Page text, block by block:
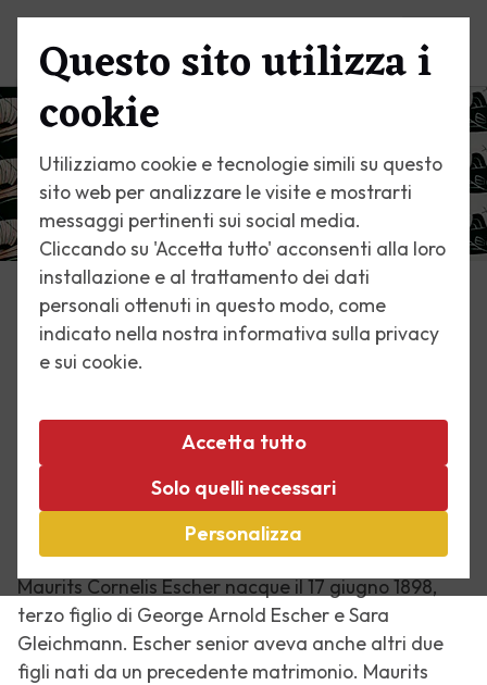
Questo sito utilizza i
cookie
Utilizziamo cookie e tecnologie simili su questo
sito web per analizzare le visite e mostrarti
messaggi pertinenti sui social media.
Cliccando su 'Accetta tutto' acconsenti alla loro
installazione e al trattamento dei dati
personali ottenuti in questo modo, come
indicato nella nostra informativa sulla privacy
e sui cookie.
Accetta tutto
Solo quelli necessari
Personalizza
Menu
Home
M.C. Escher
Le sue stampe più famose, la sua vita. Scopri
Maurits Cornelis Escher!
La vita di Escher
Maurits Cornelis Escher nacque il 17 giugno 1898,
terzo figlio di George Arnold Escher e Sara
Gleichmann. Escher senior aveva anche altri due
figli nati da un precedente matrimonio. Maurits